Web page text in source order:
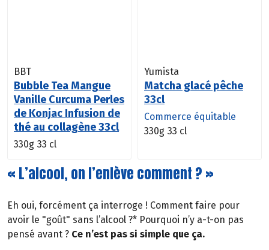
BBT
Bubble Tea Mangue
Vanille Curcuma Perles
de Konjac Infusion de
thé au collagène 33cl
330g 33 cl
Yumista
Matcha glacé pêche
33cl
Commerce équitable
330g 33 cl
« L’alcool, on l’enlève comment ? »
Eh oui, forcément ça interroge ! Comment faire pour
avoir le "goût" sans l’alcool ?* Pourquoi n’y a-t-on pas
pensé avant ? Ce n’est pas si simple que ça.